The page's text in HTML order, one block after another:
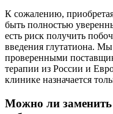
К сожалению,
быть полностью
есть риск получить
введения глутатиона.
проверенными
терапии из России и
клинике назначается
Можно ли